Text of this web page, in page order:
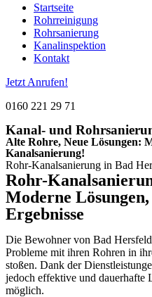
Startseite
Rohrreinigung
Rohrsanierung
Kanalinspektion
Kontakt
Jetzt Anrufen!
0160 221 29 71
Kanal- und
Alte Rohre, Neue Lösungen:
Kanalsanierung!
Rohr-Kanalsanierung in Bad
Rohr-
Moderne
Ergebnisse
Die Bewohner von Bad
Probleme mit ihren Rohren in
stoßen. Dank der
jedoch effektive und dauerhafte
möglich.